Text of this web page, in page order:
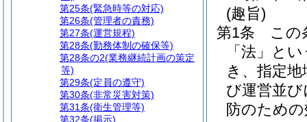
(趣旨)
第1条
この
「法」と
き、指定
び運営並
防のため
第25条(緊急時等の対応)
第26条(管理者の責務)
第27条(運営規程)
第28条(勤務体制の確保等)
第28条の2(業務継続計画の策定
等)
第29条(定員の遵守)
第30条(非常災害対策)
第31条(衛生管理等)
第32条(掲示)